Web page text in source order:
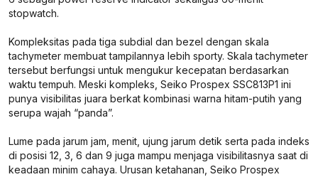
stopwatch.
Kompleksitas pada tiga subdial dan bezel dengan skala
tachymeter membuat tampilannya lebih sporty. Skala tachymeter
tersebut berfungsi untuk mengukur kecepatan berdasarkan
waktu tempuh. Meski kompleks, Seiko Prospex SSC813P1 ini
punya visibilitas juara berkat kombinasi warna hitam-putih yang
serupa wajah “panda”.
Lume pada jarum jam, menit, ujung jarum detik serta pada indeks
di posisi 12, 3, 6 dan 9 juga mampu menjaga visibilitasnya saat di
keadaan minim cahaya. Urusan ketahanan, Seiko Prospex